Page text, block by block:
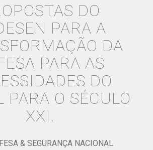
DO
PARA A
DA
PARA AS
DO
PARA O SÉCULO
XXI.
& SEGURANÇA NACIONAL